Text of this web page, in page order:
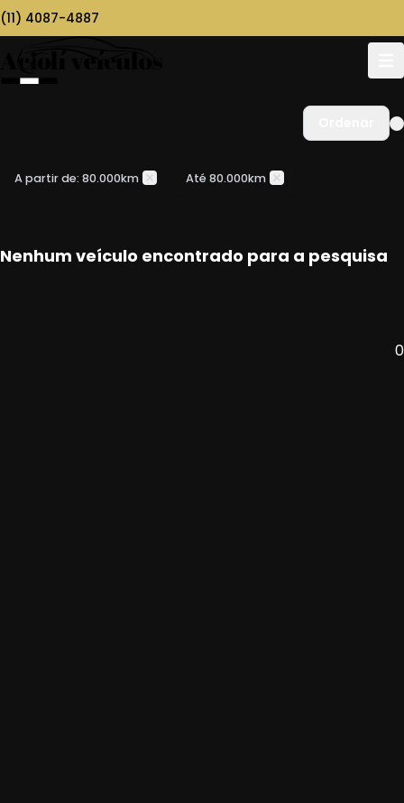
(11) 4087-4887
A partir de: 80.000km Até 80.000km
Nenhum veículo encontrado para a pesquisa
0